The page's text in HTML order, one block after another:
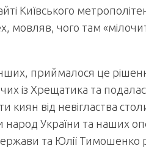
Київського
мовляв, чого там
приймалося це
із Хрещатика та
від невігластва
України та наших
та Юлії Тимошенко